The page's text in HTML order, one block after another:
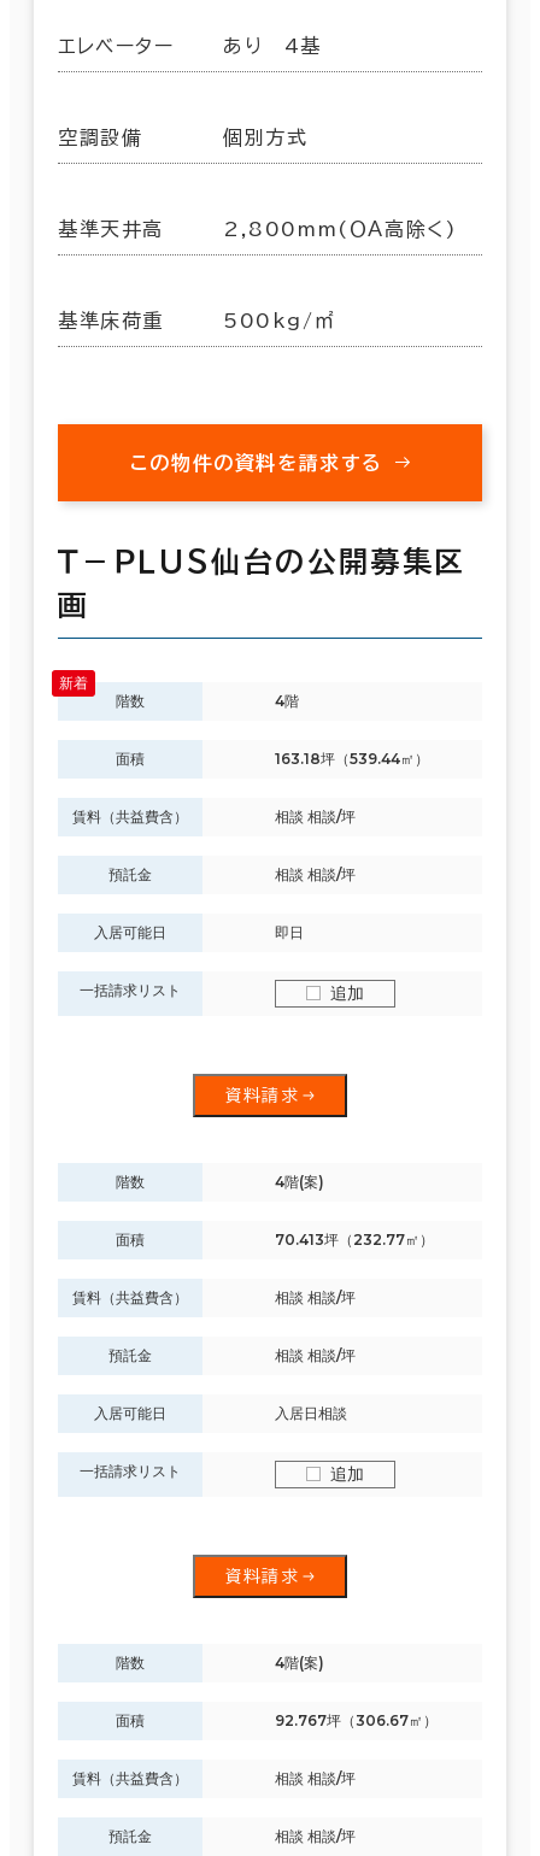
エレベーター あり 4基
空調設備 個別方式
基準天井高 2,800mm(ＯＡ高除く)
基準床荷重 500kg/㎡
この物件の資料を請求する
Ｔ－ＰＬＵＳ仙台の公開募集区
画
階数 4階
面積 163.18坪（539.44㎡）
賃料（共益費含） 相談 相談/坪
預託金 相談 相談/坪
入居可能日 即日
一括請求リスト 追加
資料請求
階数 4階(案)
面積 70.413坪（232.77㎡）
賃料（共益費含） 相談 相談/坪
預託金 相談 相談/坪
入居可能日 入居日相談
一括請求リスト 追加
資料請求
階数 4階(案)
面積 92.767坪（306.67㎡）
賃料（共益費含） 相談 相談/坪
預託金 相談 相談/坪